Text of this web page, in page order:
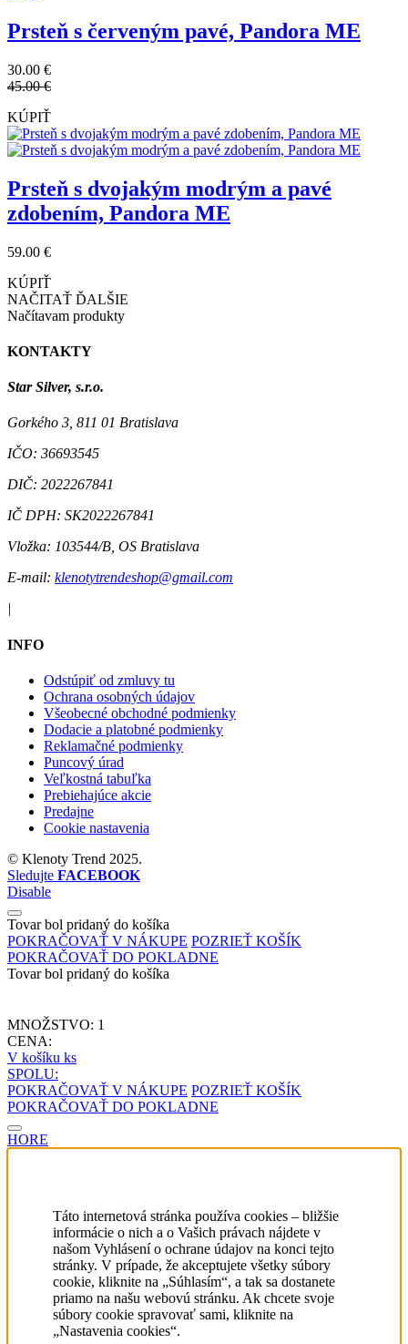
Prívesok, unikátna zmes kovov pozlátená
14k ružovým zlatom, kubický zirkón.
Mini visiaci prívesok Šíp lásky z kolekcie
Pandora ME
35.00 €
KÚPIŤ
Prsteň s červeným pavé, Pandora ME
30.00 €
KÚPIŤ
Prsteň s dvojakým modrým a pavé
zdobením, Pandora ME
NAČITAŤ ĎALŠIE
Gorkého 3, 811 01 Bratislava
IČO:
36693545
DIČ:
2022267841
IČ DPH:SK2022267841
Vložka:103544/B, OS Bratislava
E-mail: klenotytrendeshop@gmail.com
|
INFO
Odstúpiť od zmluvy tu
Ochrana osobných údajov
Reklamačné podmienky
Puncový úrad
Veľkostná tabuľka
Prebiehajúce akcie
Predajne
Cookie nastavenia
©Klenoty Trend
SledujteFACEBOOK
POKRAČOVAŤ V NÁKUPE POZRIEŤ KOŠÍK
POKRAČOVAŤ DO POKLADNE
Tovar bol pridaný do košíka
MNOŽSTVO:1
V košíkuks